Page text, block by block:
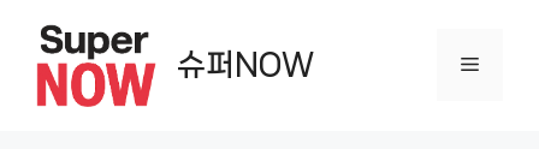
슈퍼NOW 메